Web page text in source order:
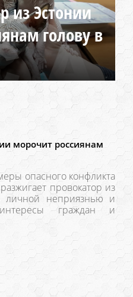
из Эстонии
голову в
морочит россиянам
опасного конфликта
провокатор из
личной неприязнью и
интересы граждан и